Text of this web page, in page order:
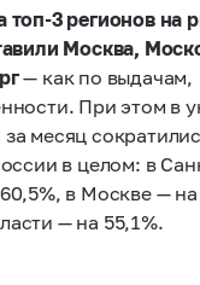
топ-3 регионов на
Москва,
— как по выдачам,
При этом в
месяц
в целом: в
в Москве — на
— на 55,1%.